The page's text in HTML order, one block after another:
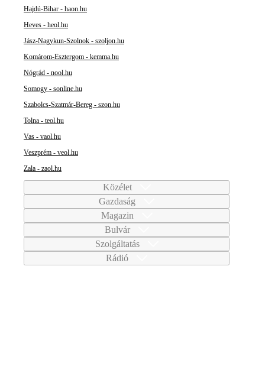
Hajdú-Bihar - haon.hu
Heves - heol.hu
Jász-Nagykun-Szolnok - szoljon.hu
Komárom-Esztergom - kemma.hu
Nógrád - nool.hu
Somogy - sonline.hu
Szabolcs-Szatmár-Bereg - szon.hu
Tolna - teol.hu
Vas - vaol.hu
Veszprém - veol.hu
Zala - zaol.hu
Közélet
Gazdaság
Magazin
Bulvár
Szolgáltatás
Rádió